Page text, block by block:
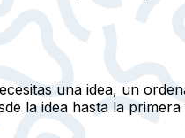
una idea, un
la idea hasta la